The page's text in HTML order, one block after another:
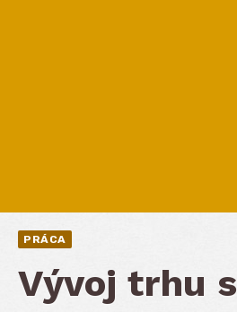
PRÁCA
Vývoj trhu s